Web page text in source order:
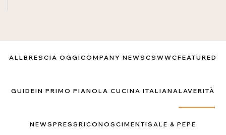
ALLBRESCIA OGGICOMPANY NEWS CSWWCFEATURED
GUIDEIN PRIMO PIANO LA CUCINA ITALIANALAVERITÀ
NEWS PRESS RICONOSCIMENTISALE & PEPE